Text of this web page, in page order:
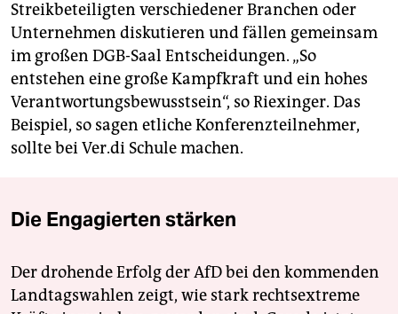
Streikbeteiligten verschiedener Branchen oder
Unternehmen diskutieren und fällen gemeinsam
im großen DGB-Saal Entscheidungen. „So
entstehen eine große Kampfkraft und ein hohes
Verantwortungsbewusstsein“, so Riexinger. Das
Beispiel, so sagen etliche Konferenzteilnehmer,
sollte bei Ver.di Schule machen.
Die Engagierten stärken
Der drohende Erfolg der AfD bei den kommenden
Landtagswahlen zeigt, wie stark rechtsextreme